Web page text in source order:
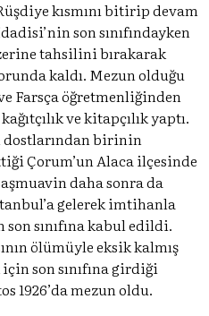
kısmını bitirip devam
son sınıfındayken
tahsilini bırakarak
kaldı. Mezun olduğu
Farsça öğretmenliğinden
ve kitapçılık yaptı.
dostlarından birinin
Çorum’un Alaca ilçesinde
daha sonra da
gelerek imtihanla
sınıfına kabul edildi.
ölümüyle eksik kalmış
son sınıfına girdiği
1926’da mezun oldu.